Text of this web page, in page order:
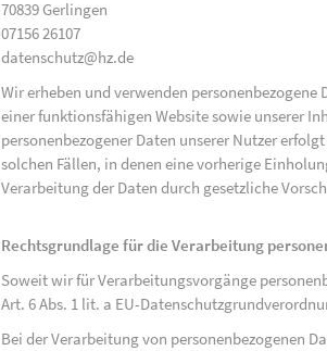
70839 Gerlingen
07156 26107
datenschutz@hz.de
Wir erheben und verwenden
einer funktionsfähigen Website sowie unserer
personenbezogener Daten unserer Nutzer
solchen Fällen, in denen eine vorherige
Verarbeitung der Daten durch gesetzliche
Rechtsgrundlage für die Verarbeitung
Soweit wir für Verarbeitungsvorgänge
Art. 6 Abs. 1 lit. a EU-
Bei der Verarbeitung von personenbezogenen